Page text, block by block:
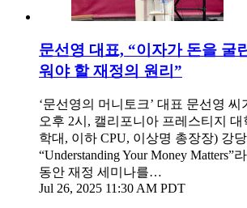
문선영 대표, “이자가 돈을 굴
워야 할 재정의 원리”
‘문선영의 머니토크’ 대표 문선영 씨
오후 2시, 캘리포니아 프레스티지
학대, 이하 CPU, 이상명 총장장) 강
“Understanding Your Money Matters”
동안 재정 세미나를…
Jul 26, 2025 11:30 AM PDT